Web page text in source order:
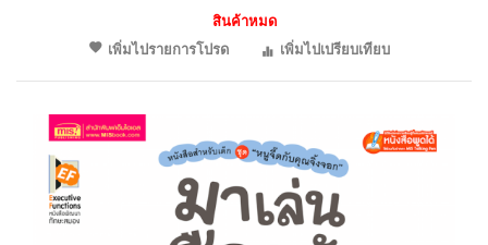
สินค้าหมด
เพิ่มไปรายการโปรด
เพิ่มไปเปรียบเทียบ